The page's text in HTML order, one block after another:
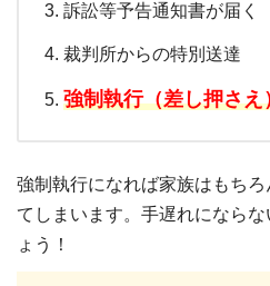
訴訟等予告通知書が届く
裁判所からの特別送達
強制執行（差し押さえ
強制執行になれば家族はもち
てしまいます。手遅れになら
ょう！